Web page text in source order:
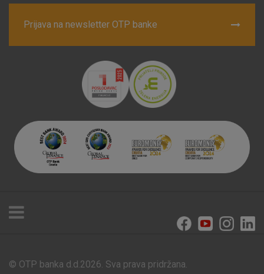
Prijava na newsletter OTP banke
Poslovnice i bankomati
© OTP banka d.d.2026. Sva prava pridržana.